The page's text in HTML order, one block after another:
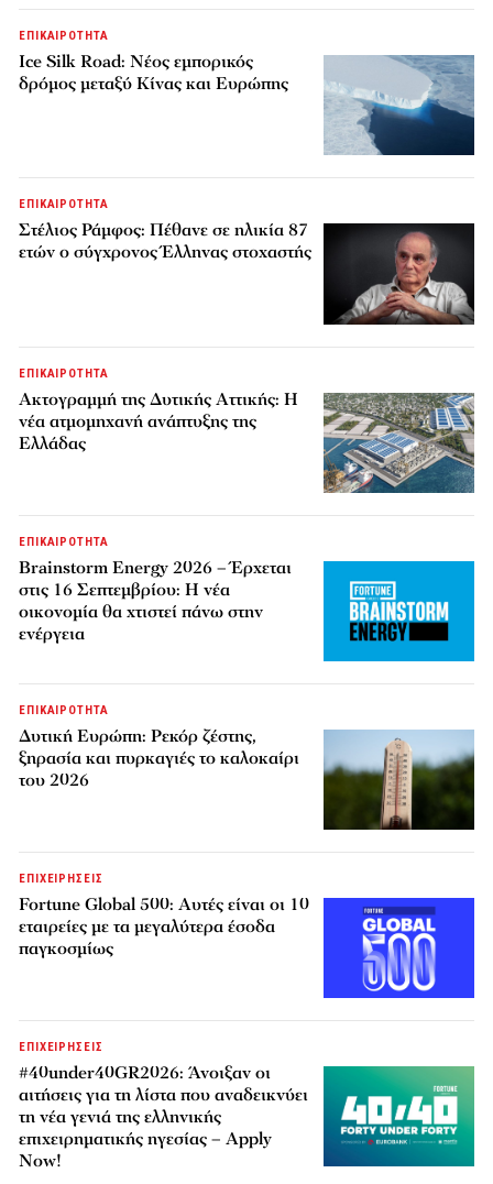
ΕΠΙΚΑΙΡΟΤΗΤΑ
Ice Silk Road: Nέος εμπορικός
δρόμος μεταξύ Κίνας και Ευρώπης
ΕΠΙΚΑΙΡΟΤΗΤΑ
Στέλιος Ράμφος: Πέθανε σε ηλικία 87
ετών ο σύγχρονος Έλληνας στοχαστής
ΕΠΙΚΑΙΡΟΤΗΤΑ
Ακτογραμμή της Δυτικής Αττικής: Η
νέα ατμομηχανή ανάπτυξης της
Ελλάδας
ΕΠΙΚΑΙΡΟΤΗΤΑ
Brainstorm Energy 2026 – Έρχεται
στις 16 Σεπτεμβρίου: Η νέα
οικονομία θα χτιστεί πάνω στην
ενέργεια
ΕΠΙΚΑΙΡΟΤΗΤΑ
Δυτική Ευρώπη: Ρεκόρ ζέστης,
ξηρασία και πυρκαγιές το καλοκαίρι
του 2026
ΕΠΙΧΕΙΡΗΣΕΙΣ
Fortune Global 500: Αυτές είναι οι 10
εταιρείες με τα μεγαλύτερα έσοδα
παγκοσμίως
ΕΠΙΧΕΙΡΗΣΕΙΣ
#40under40GR2026: Άνοιξαν οι
αιτήσεις για τη λίστα που αναδεικνύει
τη νέα γενιά της ελληνικής
επιχειρηματικής ηγεσίας – Apply
Now!